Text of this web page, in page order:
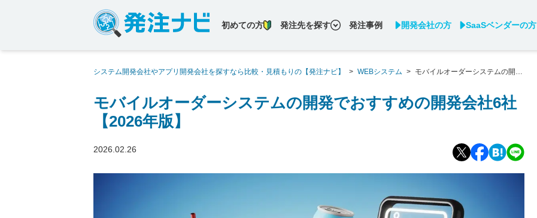
初めての方 発注先を探す 発注事例 開発会社の方 SaaSベンダーの方
システム開発会社やアプリ開発会社を探すなら比較・見積もりの【発注ナビ】 > WEBシステム > モバイルオーダーシステムの開発
モバイルオーダーシステムの開発でおすすめの開発会社6社
【2026年版】
2026.02.26